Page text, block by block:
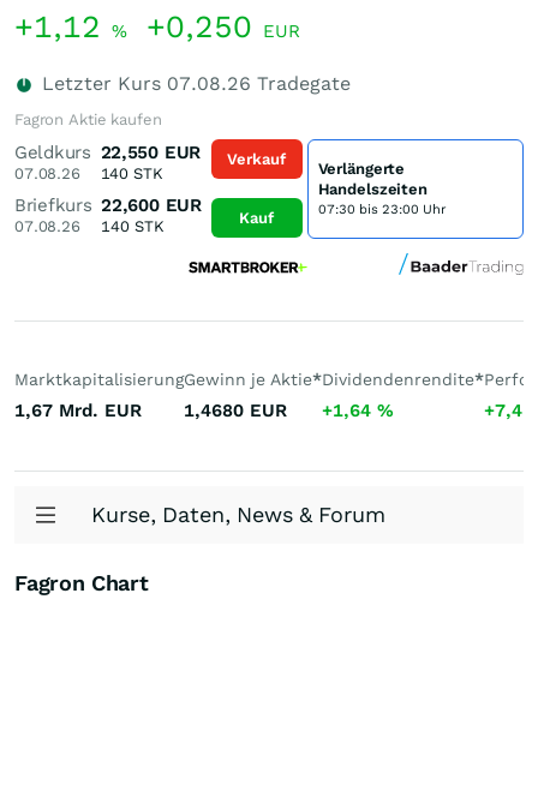
+1,12 % +0,250 EUR
Letzter Kurs 07.08.26 Tradegate
Fagron Aktie kaufen
Geldkurs
07.08.26
22,550 EUR
140 STK
Briefkurs
07.08.26
22,600 EUR
140STK
Verkauf
Kauf
Verlängerte
Handelszeiten
07:30 bis 23:00 Uhr
Marktkapitalisierung
1,67 Mrd. EUR
Gewinn je Aktie*
1,4680 EUR
Dividendenrendite*
+1,64 % +7,45
Kurse, Daten, News & Forum
Fagron Chart